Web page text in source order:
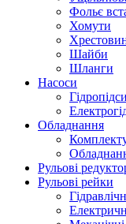
Фольє
Хомути
Шайби
Шланги
Насоси
Обладнання
Рульові
Рульові рейки